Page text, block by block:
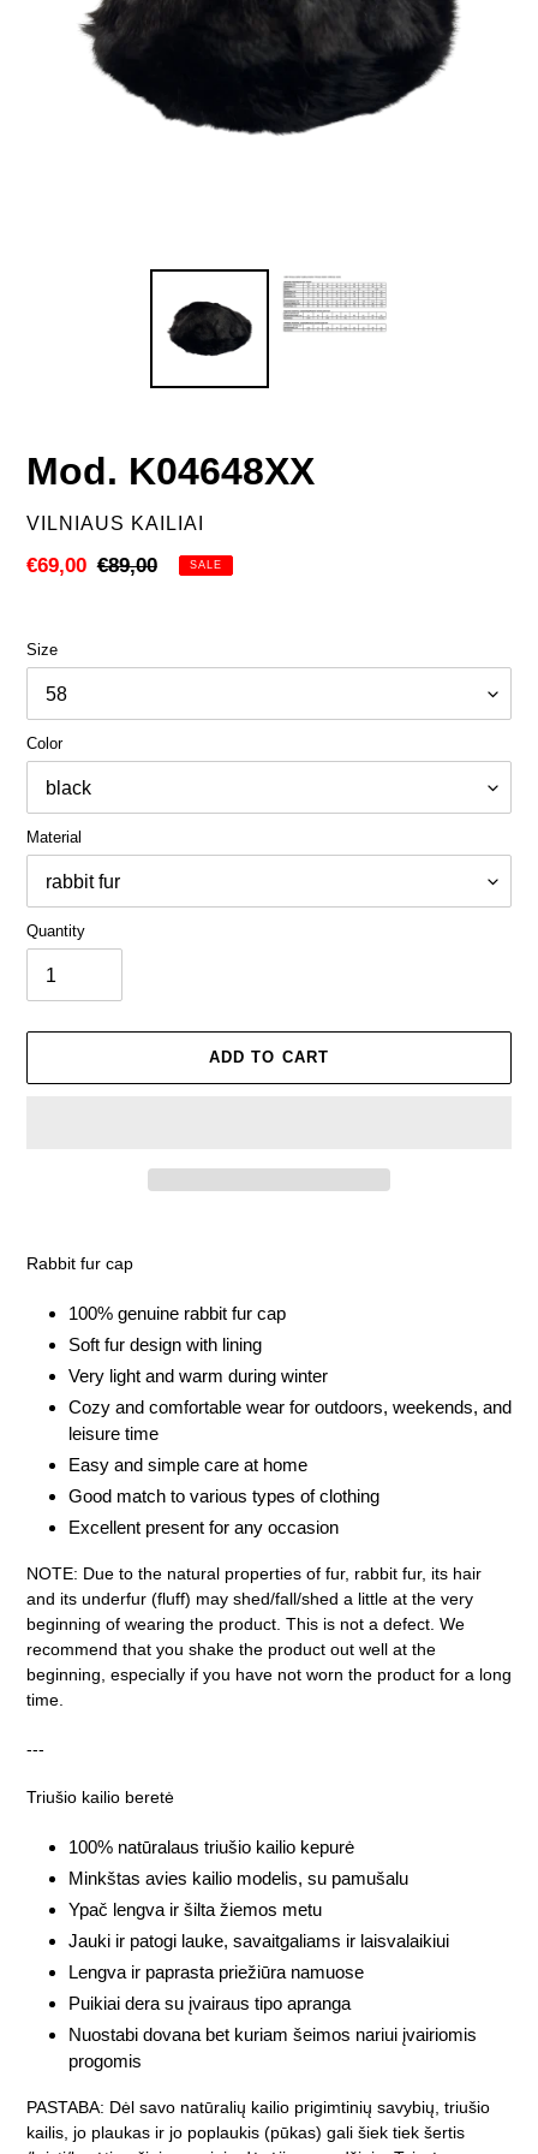
Mod. K04648XX
VENDOR
VILNIAUS KAILIAI
Sale
€69,00 Regular
€89,00 SALE
Size
Color
Material
Quantity
ADD TO CART
Rabbit fur cap
100% genuine rabbit fur cap
Soft fur design with lining
Very light and warm during winter
Cozy and comfortable wear for outdoors, weekends, and
leisure time
Easy and simple care at home
Good match to various types of clothing
Excellent present for any occasion
NOTE: Due to the natural properties of fur, rabbit fur, its hair
and its underfur (fluff) may shed/fall/shed a little at the very
beginning of wearing the product. This is not a defect. We
recommend that you shake the product out well at the
beginning, especially if you have not worn the product for a long
time.
---
Triušio kailio beretė
100% natūralaus triušio kailio kepurė
Minkštas avies kailio modelis, su pamušalu
Ypač lengva ir šilta žiemos metu
Jauki ir patogi lauke, savaitgaliams ir laisvalaikiui
Lengva ir paprasta priežiūra namuose
Puikiai dera su įvairaus tipo apranga
Nuostabi dovana bet kuriam šeimos nariui įvairiomis
progomis
PASTABA: Dėl savo natūralių kailio prigimtinių savybių, triušio
kailis, jo plaukas ir jo poplaukis (pūkas) gali šiek tiek šertis